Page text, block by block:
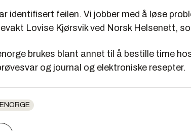
identifisert feilen. Vi jobber med å løse
Lovise Kjørsvik ved Norsk Helsenett,
brukes blant annet til å bestille time
og journal og elektroniske resepter.